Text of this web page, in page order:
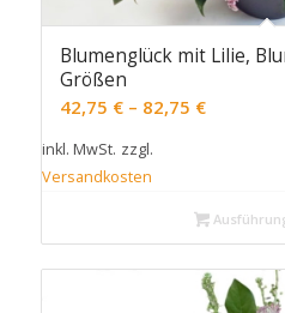
Blumenglück mit Lilie,
Größen
42,75 €– 82,75 €
inkl. MwSt. zzgl.
Versandkosten